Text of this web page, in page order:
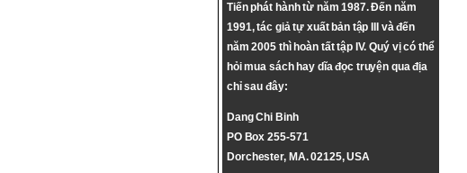
Tiến phát hành từ năm 1987. Đến năm
1991, tác giả tự xuất bản tập III và đến
năm 2005 thì hoàn tất tập IV. Quý vị có thể
hỏi mua sách hay dĩa đọc truyện qua địa
chỉ sau đây:
Dang Chi Binh
PO Box 255-571
Dorchester, MA. 02125, USA